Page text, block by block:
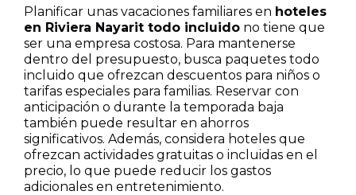
Planificar unas vacaciones familiares en hoteles
en Riviera Nayarit todo incluido no tiene que
ser una empresa costosa. Para mantenerse
dentro del presupuesto, busca paquetes todo
incluido que ofrezcan descuentos para niños o
tarifas especiales para familias. Reservar con
anticipación o durante la temporada baja
también puede resultar en ahorros
significativos. Además, considera hoteles que
ofrezcan actividades gratuitas o incluidas en el
precio, lo que puede reducir los gastos
adicionales en entretenimiento.